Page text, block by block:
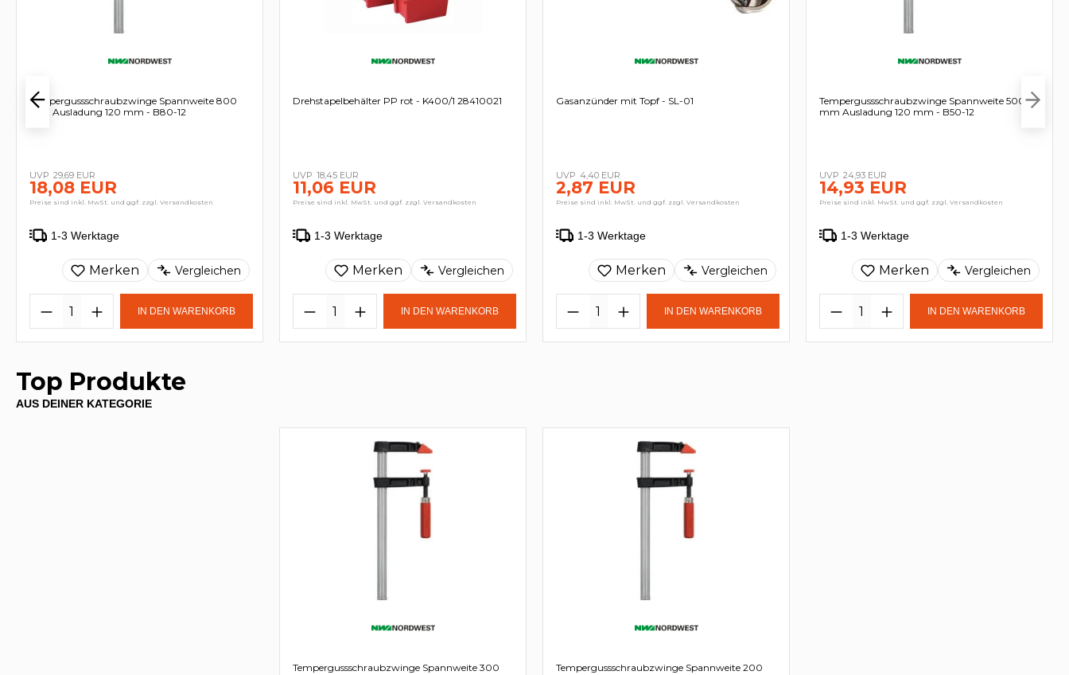
Tempergussschraubzwinge Spannweite 800
mm Ausladung 120 mm - B80-12
29,69 EUR
18,08 EUR
Preise sind inkl. MwSt. und ggf. zzgl. Versandkosten
1-3 Werktage
Merken Vergleichen
IN DEN WARENKORB
Drehstapelbehälter PP rot - K400/1 28410021
18,45 EUR
11,06 EUR
Preise sind inkl. MwSt. und ggf. zzgl. Versandkosten
1-3 Werktage
Merken Vergleichen
IN DEN WARENKORB
Gasanzünder mit Topf - SL-01
4,40 EUR
2,87 EUR
Preise sind inkl. MwSt. und ggf. zzgl. Versandkosten
1-3 Werktage
Merken Vergleichen
IN DEN WARENKORB
Tempergussschraubzwinge Spannweite 500
mm Ausladung 120 mm - B50-12
24,93 EUR
14,93 EUR
Preise sind inkl. MwSt. und ggf. zzgl. Versandkosten
1-3 Werktage
Merken Vergleichen
IN DEN WARENKORB
Top Produkte
AUS DEINER KATEGORIE
Tempergussschraubzwinge Spannweite 300
Tempergussschraubzwinge Spannweite 200